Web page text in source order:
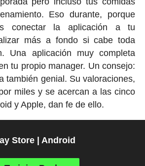
Eso durante, porque
conectar la aplicación a tu
más a fondo si cabe toda
Una aplicación muy completa
tu propio manager. Un consejo:
también genial. Su valoraciones,
miles y se acercan a las cinco
y Apple, dan fe de ello.
Store | Android